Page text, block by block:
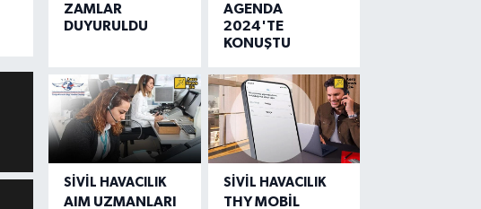
ZAMLAR
DUYURULDU
AGENDA
2024'TE
KONUŞTU
SIVIL HAVACILIK
AIM UZMANLARI
SIVIL HAVACILIK
THY MOBİL